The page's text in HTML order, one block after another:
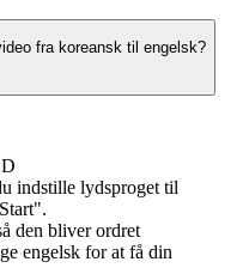
fra koreansk til engelsk?
indstille lydsproget til
den bliver ordret
engelsk for at få din